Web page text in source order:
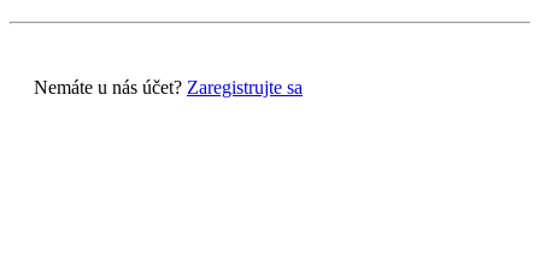
Nemáte u nás účet? Zaregistrujte sa